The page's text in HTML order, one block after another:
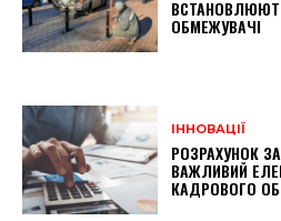
ОБМЕЖУВАЧІ
ІННОВАЦІЇ
РОЗРАХУНОК
ВАЖЛИВИЙ
КАДРОВОГО